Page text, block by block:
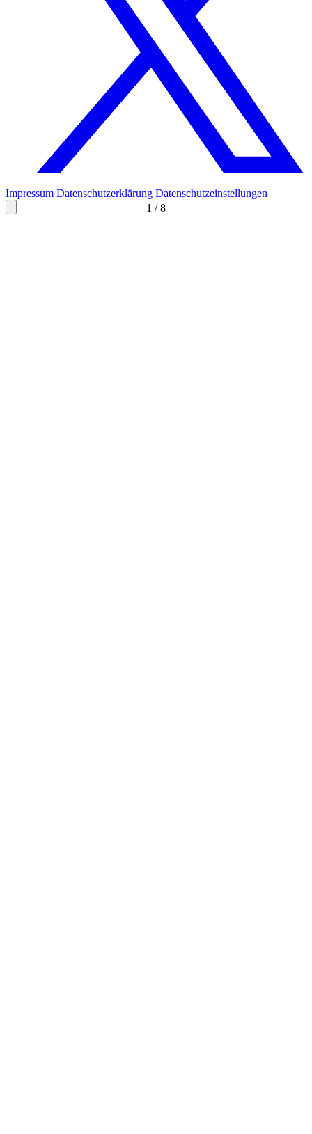
1 /8
Impressum Datenschutzerklärung Datenschutzeinstellungen